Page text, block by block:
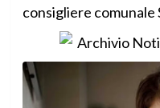
consigliere comunale